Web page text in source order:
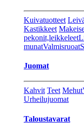
Kuivatuotteet
Kastikkeet
pekonit,leikkeleet
munatValmisruoat
Juomat
Kahvit Teet Mehut
Urheilujuomat
Taloustavarat